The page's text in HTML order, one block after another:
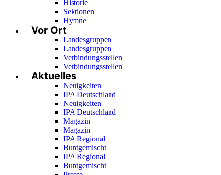
Historie
Sektionen
Hymne
Vor Ort
Landesgruppen
Landesgruppen
Verbindungsstellen
Verbindungsstellen
Aktuelles
Neuigkeiten
IPA Deutschland
Neuigkeiten
IPA Deutschland
Magazin
Magazin
IPA Regional
Buntgemischt
IPA Regional
Buntgemischt